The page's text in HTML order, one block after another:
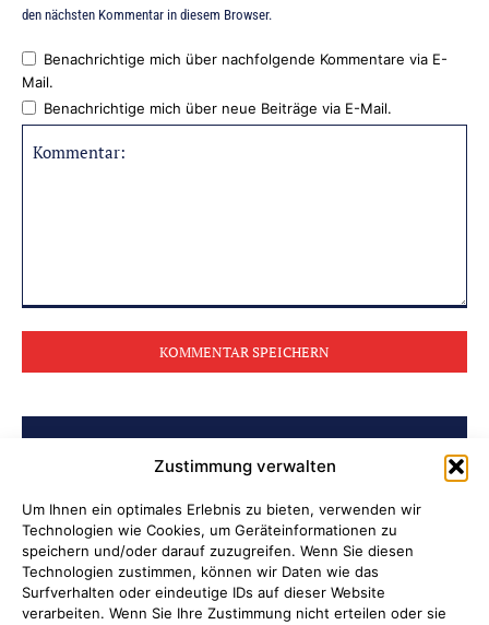
Zustimmung verwalten
Um Ihnen ein optimales Erlebnis zu bieten, verwenden wir
Technologien wie Cookies, um Geräteinformationen zu
speichern und/oder darauf zuzugreifen. Wenn Sie diesen
Technologien zustimmen, können wir Daten wie das
Surfverhalten oder eindeutige IDs auf dieser Website
verarbeiten. Wenn Sie Ihre Zustimmung nicht erteilen oder sie
den nächsten Kommentar in diesem Browser.
Benachrichtige mich über nachfolgende Kommentare via E-
Mail.
Benachrichtige mich über neue Beiträge via E-Mail.
BELIEBTE BEITRÄGE
Soldatenleben damals und heute
Verantwortung übernehmen, wenn
Kinder Schutz und Orientierung